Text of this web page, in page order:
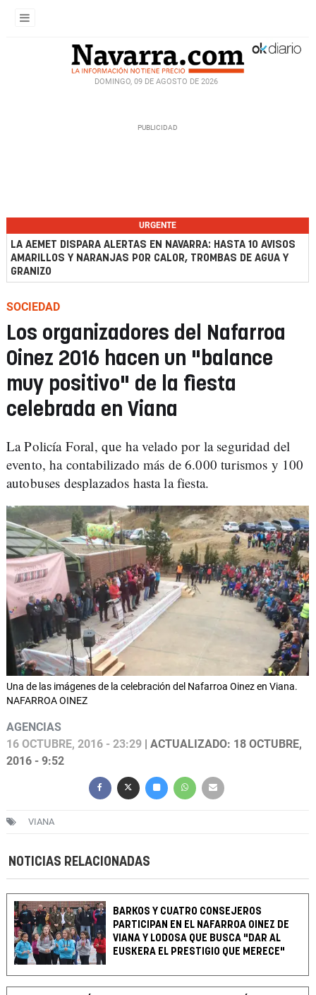
DOMINGO, 09 DE AGOSTO DE 2026
URGENTE
LA AEMET DISPARA ALERTAS EN NAVARRA: HASTA 10 AVISOS
AMARILLOS Y NARANJAS POR CALOR, TROMBAS DE AGUA Y
GRANIZO
SOCIEDAD
Los organizadores del Nafarroa
Oinez 2016 hacen un "balance
muy positivo" de la fiesta
celebrada en Viana
La Policía Foral, que ha velado por la seguridad del
evento, ha contabilizado más de 6.000 turismos y 100
autobuses desplazados hasta la fiesta.
Una de las imágenes de la celebración del Nafarroa Oinez en Viana.
NAFARROA OINEZ
AGENCIAS
16 OCTUBRE, 2016 - 23:29 | ACTUALIZADO: 18 OCTUBRE,
2016 - 9:52
VIANA
NOTICIAS RELACIONADAS
BARKOS Y CUATRO CONSEJEROS
PARTICIPAN EN EL NAFARROA OINEZ DE
VIANA Y LODOSA QUE BUSCA "DAR AL
EUSKERA EL PRESTIGIO QUE MERECE"